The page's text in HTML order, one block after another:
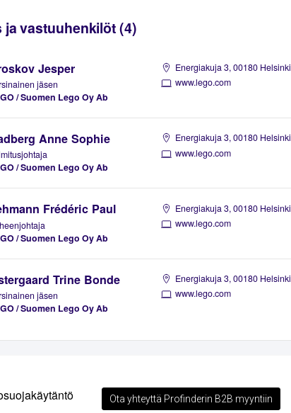
ja vastuuhenkilöt (4)
Jesper
jäsen
/ Suomen Lego Oy Ab
Energiakuja 3, 00180 Helsinki
www.lego.com
Anne Sophie
/ Suomen Lego Oy Ab
Energiakuja 3, 00180 Helsinki
www.lego.com
Frédéric Paul
/ Suomen Lego Oy Ab
Energiakuja 3, 00180 Helsinki
www.lego.com
Trine Bonde
jäsen
/ Suomen Lego Oy Ab
Energiakuja 3, 00180 Helsinki
www.lego.com
Ota yhteyttä Profinderin B2B myyntiin